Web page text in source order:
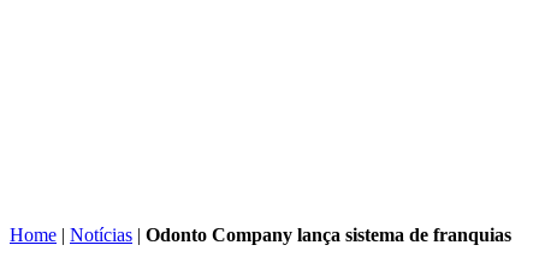
Home | Notícias | Odonto Company lança sistema de franquias